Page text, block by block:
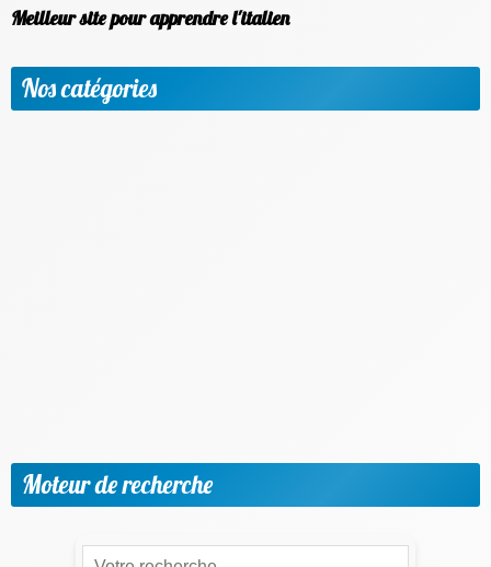
Meilleur site pour apprendre l'italien
Nos catégories
Moteur de recherche